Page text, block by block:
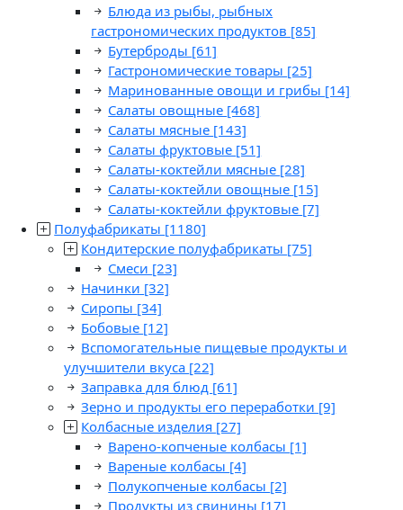
Блюда из рыбы, рыбных
гастрономических продуктов [85]
Бутерброды [61]
Гастрономические товары [25]
Маринованные овощи и грибы [14]
Салаты овощные [468]
Салаты мясные [143]
Салаты фруктовые [51]
Салаты-коктейли мясные [28]
Салаты-коктейли овощные [15]
Салаты-коктейли фруктовые [7]
Полуфабрикаты [1180]
Кондитерские полуфабрикаты [75]
Смеси [23]
Начинки [32]
Сиропы [34]
Бобовые [12]
Вспомогательные пищевые продукты и
улучшители вкуса [22]
Заправка для блюд [61]
Зерно и продукты его переработки [9]
Колбасные изделия [27]
Варено-копченые колбасы [1]
Вареные колбасы [4]
Полукопченые колбасы [2]
Продукты из свинины [17]